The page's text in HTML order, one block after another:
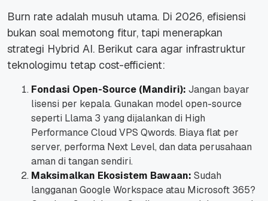
Burn rate adalah musuh utama. Di 2026, efisiensi
bukan soal memotong fitur, tapi menerapkan
strategi Hybrid AI. Berikut cara agar infrastruktur
teknologimu tetap cost-efficient:
Fondasi Open-Source (Mandiri): Jangan bayar
lisensi per kepala. Gunakan model open-source
seperti Llama 3 yang dijalankan di High
Performance Cloud VPS Qwords. Biaya flat per
server, performa Next Level, dan data perusahaan
aman di tangan sendiri.
Maksimalkan Ekosistem Bawaan: Sudah
langganan Google Workspace atau Microsoft 365?